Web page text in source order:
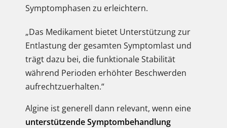
Symptomphasen zu erleichtern.
„Das Medikament bietet Unterstützung zur
Entlastung der gesamten Symptomlast und
trägt dazu bei, die funktionale Stabilität
während Perioden erhöhter Beschwerden
aufrechtzuerhalten.“
Algine ist generell dann relevant, wenn eine
unterstützende Symptombehandlung